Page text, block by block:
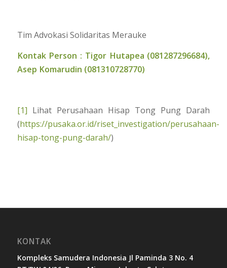
Tim Advokasi Solidaritas Merauke
Kontak Person : Tigor Hutapea (081287296684),
Asep Komarudin (081310728770)
[1] Lihat Perusahaan Hisap Tong Pung Darah
(https://pusaka.or.id/riset_investigation/perusahaan-
hisap-tong-pung-darah/)
KONTAK
Kompleks Samudera Indonesia Jl Paminda 3 No. 4